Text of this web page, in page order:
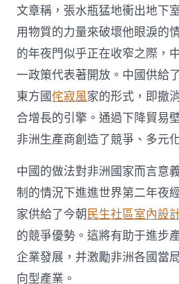
文章稱，張水瓶猛地衝出地下
用物質的力量來破壞他眼淚的
的年夜門似乎正在收窄之際，
一政策代表著開放。中國供給
東方國侘寂風家的形式，即撤
合增長的引擎。通過下降貿易
非洲生產商創造了競爭、多元
中國的做法對非洲國家而言意
制的情況下進進世界第二年夜
家供給了今朝民生社區室內設
的競爭優勢。這將有助于進步
企業發展，并激勵非洲各國當
向型產業。